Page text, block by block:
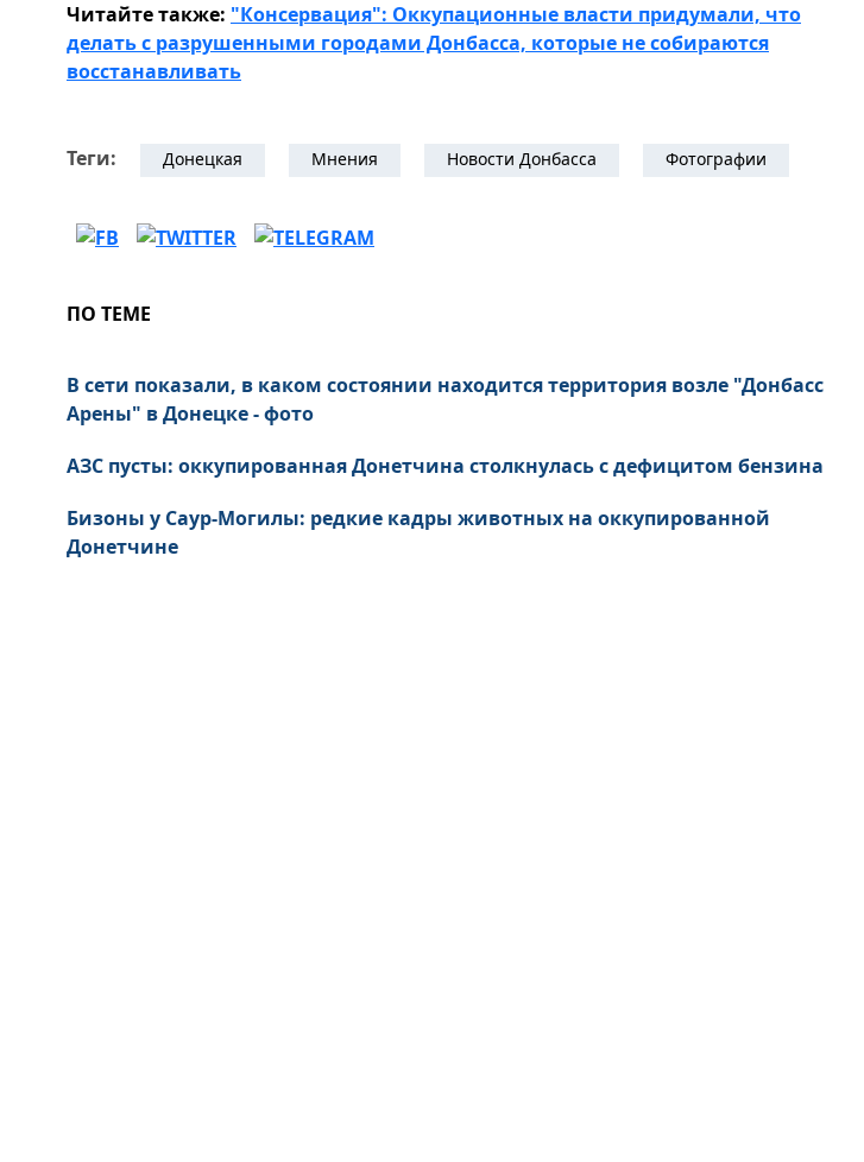
Читайте также: "Консервация": Оккупационные власти придумали, что
делать с разрушенными городами Донбасса, которые не собираются
восстанавливать
Теги: Донецкая Мнения Новости Донбасса Фотографии
ПО ТЕМЕ
В сети показали, в каком состоянии находится территория возле "Донбасс
Арены" в Донецке - фото
АЗС пусты: оккупированная Донетчина столкнулась с дефицитом бензина
Бизоны у Саур-Могилы: редкие кадры животных на оккупированной
Донетчине